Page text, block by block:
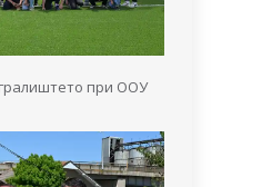
при ООУ